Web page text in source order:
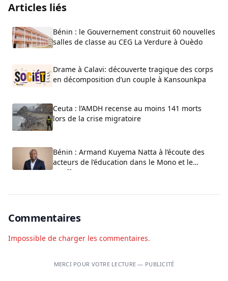
Articles liés
Bénin : le Gouvernement construit 60 nouvelles
salles de classe au CEG La Verdure à Ouèdo
Drame à Calavi: découverte tragique des corps
en décomposition d’un couple à Kansounkpa
Ceuta : l’AMDH recense au moins 141 morts
lors de la crise migratoire
Bénin : Armand Kuyema Natta à l’écoute des
acteurs de l’éducation dans le Mono et le
Couffo
Commentaires
Impossible de charger les commentaires.
MERCI POUR VOTRE LECTURE — PUBLICITÉ